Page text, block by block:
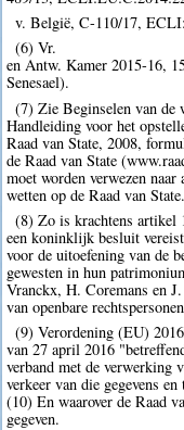
v. België, C-110/17,
(6) Vr.
en Antw. Kamer 2015-16,
Senesael).
(7) Zie Beginselen van de
Handleiding voor het
Raad van State, 2008,
de Raad van State
moet worden verwezen
wetten op de Raad van State.
(8) Zo is krachtens artikel
een koninklijk besluit
voor de uitoefening van de
gewesten in hun
Vranckx, H. Coremans en
van openbare
(9) Verordening (EU)
van 27 april 2016
verband met de verwerking
verkeer van die gegevens
(10) En waarover de Raad
gegeven.